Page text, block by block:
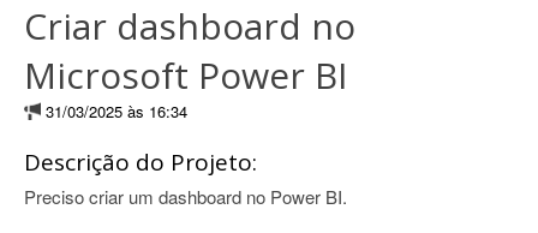
Criar dashboard no
Microsoft Power BI
31/03/2025 às 16:34
Descrição do Projeto:
Preciso criar um dashboard no Power BI.